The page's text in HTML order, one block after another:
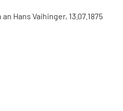
Hans Vaihinger, 13.07.1875